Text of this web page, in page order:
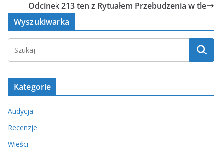
Odcinek 213 ten z Rytuałem Przebudzenia w tle
Wyszukiwarka
Kategorie
Audycja
Recenzje
Wieści